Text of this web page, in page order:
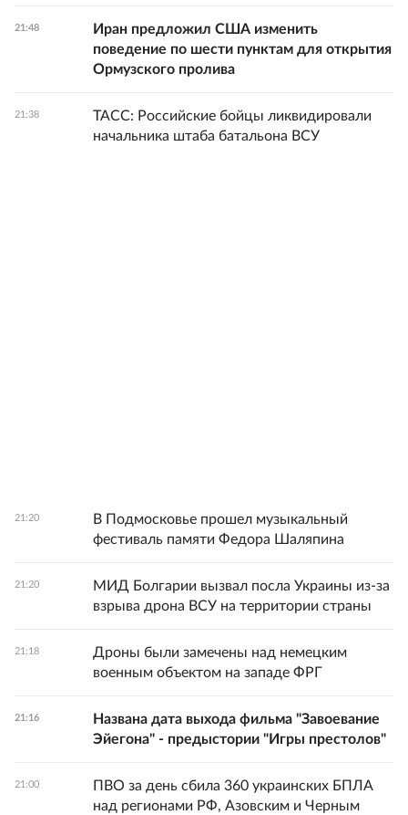
21:48
Иран предложил США изменить
поведение по шести пунктам для открытия
Ормузского пролива
21:38
ТАСС: Российские бойцы ликвидировали
начальника штаба батальона ВСУ
21:20
В Подмосковье прошел музыкальный
фестиваль памяти Федора Шаляпина
21:20
МИД Болгарии вызвал посла Украины из-за
взрыва дрона ВСУ на территории страны
21:18
Дроны были замечены над немецким
военным объектом на западе ФРГ
21:16
Названа дата выхода фильма "Завоевание
Эйегона" - предыстории "Игры престолов"
21:00
ПВО за день сбила 360 украинских БПЛА
над регионами РФ, Азовским и Черным